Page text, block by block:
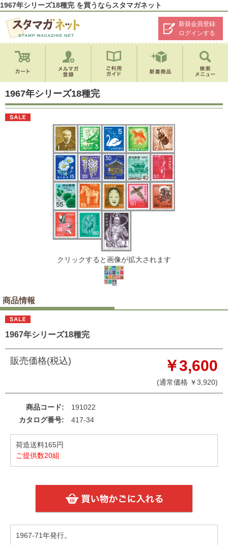
1967年シリーズ18種完 を買うならスタマガネット
新規会員登録
ログインする
1967年シリーズ18種完
クリックすると画像が拡大されます
商品情報
1967年シリーズ18種完
販売価格(税込) ￥3,600
(通常価格 ￥3,920)
商品コード
191022
カタログ番号
417-34
荷造送料165円
ご提供数20組
1967-71年発行。